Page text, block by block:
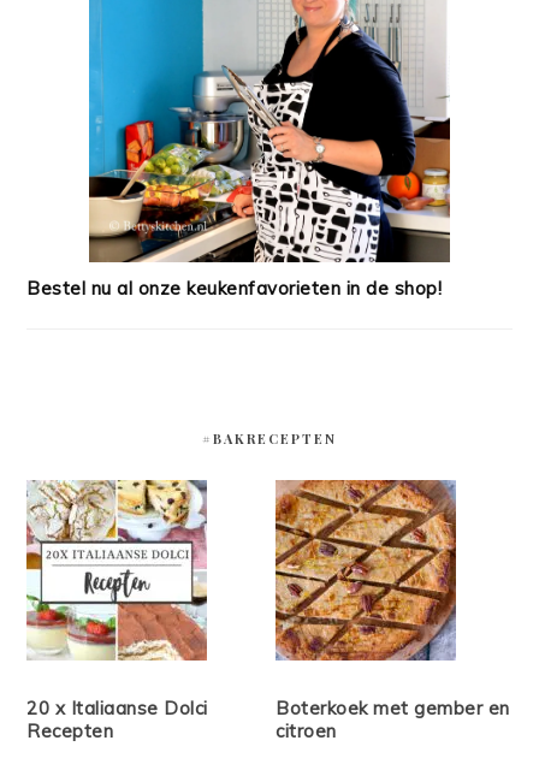
Bestel nu al onze keukenfavorieten in de shop!
#BAKRECEPTEN
20 x Italiaanse Dolci
Recepten
Boterkoek met gember en
citroen